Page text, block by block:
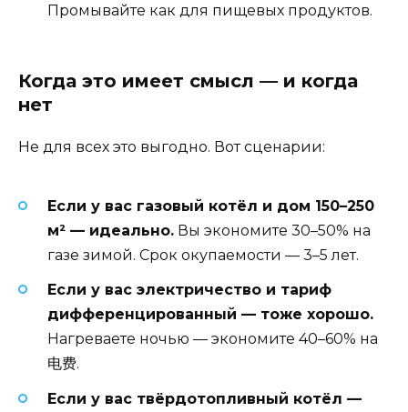
Промывайте как для пищевых продуктов.
Когда это имеет смысл — и когда
нет
Не для всех это выгодно. Вот сценарии:
Если у вас газовый котёл и дом 150–250
м² — идеально. Вы экономите 30–50% на
газе зимой. Срок окупаемости — 3–5 лет.
Если у вас электричество и тариф
дифференцированный — тоже хорошо.
Нагреваете ночью — экономите 40–60% на
电费.
Если у вас твёрдотопливный котёл —